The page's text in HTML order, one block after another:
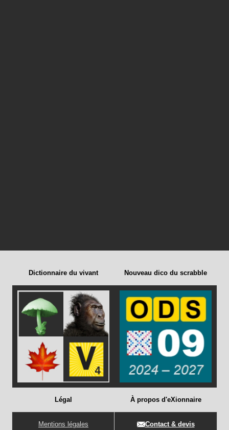
Dictionnaire du vivant Nouveau dico du scrabble
Légal
Mentions légales
À propos d'eXionnaire
Contact & devis